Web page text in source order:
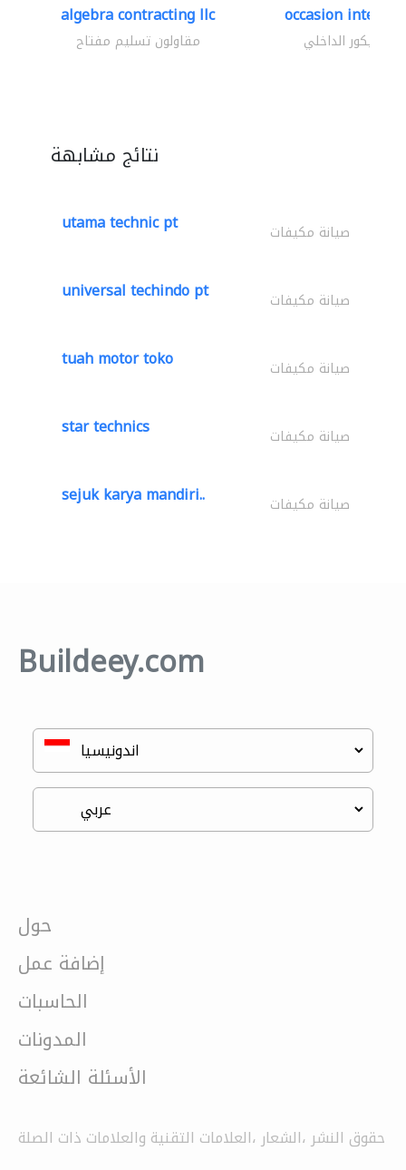
algebra contracting llc
مقاولون تسليم مفتاح
occasion interiors
الديكور الداخلي
نتائج مشابهة
utama technic pt صيانة مكيفات
universal techindo pt صيانة مكيفات
tuah motor toko صيانة مكيفات
star technics صيانة مكيفات
sejuk karya mandiri.. صيانة مكيفات
Buildeey.com
حول
إضافة عمل
الحاسبات
المدونات
الأسئلة الشائعة
حقوق النشر ،الشعار ،العلامات التقنية والعلامات ذات الصلة